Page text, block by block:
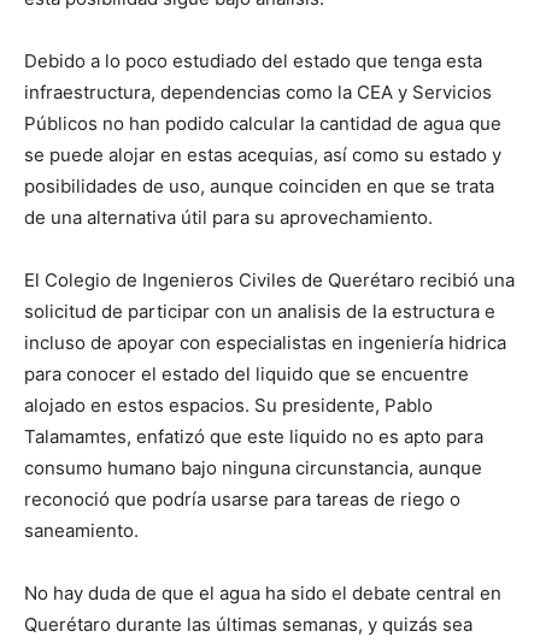
Debido a lo poco estudiado del estado que tenga esta
infraestructura, dependencias como la CEA y Servicios
Públicos no han podido calcular la cantidad de agua que
se puede alojar en estas acequias, así como su estado y
posibilidades de uso, aunque coinciden en que se trata
de una alternativa útil para su aprovechamiento.
El Colegio de Ingenieros Civiles de Querétaro recibió una
solicitud de participar con un analisis de la estructura e
incluso de apoyar con especialistas en ingeniería hidrica
para conocer el estado del liquido que se encuentre
alojado en estos espacios. Su presidente, Pablo
Talamamtes, enfatizó que este liquido no es apto para
consumo humano bajo ninguna circunstancia, aunque
reconoció que podría usarse para tareas de riego o
saneamiento.
No hay duda de que el agua ha sido el debate central en
Querétaro durante las últimas semanas, y quizás sea